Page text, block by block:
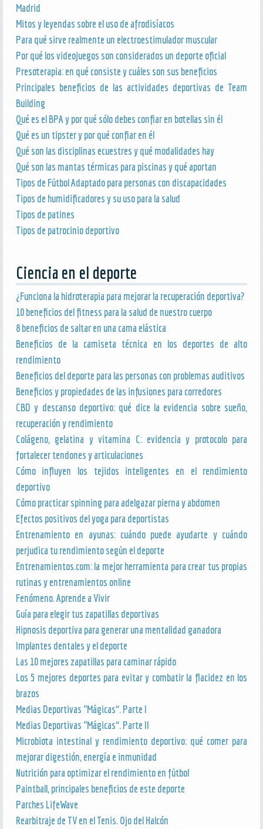
Madrid
Mitos y leyendas sobre el uso de afrodisíacos
Para qué sirve realmente un electroestimulador muscular
Por qué los videojuegos son considerados un deporte oficial
Presoterapia: en qué consiste y cuáles son sus beneficios
Principales beneficios de las actividades deportivas de Team
Building
Qué es el BPA y por qué sólo debes confiar en botellas sin él
Qué es un tipster y por qué confiar en él
Qué son las disciplinas ecuestres y qué modalidades hay
Qué son las mantas térmicas para piscinas y qué aportan
Tipos de Fútbol Adaptado para personas con discapacidades
Tipos de humidificadores y su uso para la salud
Tipos de patines
Tipos de patrocinio deportivo
Ciencia en el deporte
¿Funciona la hidroterapia para mejorar la recuperación deportiva?
10 beneficios del fitness para la salud de nuestro cuerpo
8 beneficios de saltar en una cama elástica
Beneficios de la camiseta técnica en los deportes de alto
rendimiento
Beneficios del deporte para las personas con problemas auditivos
Beneficios y propiedades de las infusiones para corredores
CBD y descanso deportivo: qué dice la evidencia sobre sueño,
recuperación y rendimiento
Colágeno, gelatina y vitamina C: evidencia y protocolo para
fortalecer tendones y articulaciones
Cómo influyen los tejidos inteligentes en el rendimiento
deportivo
Cómo practicar spinning para adelgazar pierna y abdomen
Efectos positivos del yoga para deportistas
Entrenamiento en ayunas: cuándo puede ayudarte y cuándo
perjudica tu rendimiento según el deporte
Entrenamientos.com: la mejor herramienta para crear tus propias
rutinas y entrenamientos online
Fenómeno. Aprende a Vivir
Guía para elegir tus zapatillas deportivas
Hipnosis deportiva para generar una mentalidad ganadora
Implantes dentales y el deporte
Las 10 mejores zapatillas para caminar rápido
Los 5 mejores deportes para evitar y combatir la flacidez en los
brazos
Medias Deportivas “Mágicas”. Parte I
Medias Deportivas “Mágicas”. Parte II
Microbiota intestinal y rendimiento deportivo: qué comer para
mejorar digestión, energía e inmunidad
Nutrición para optimizar el rendimiento en fútbol
Paintball, principales beneficios de este deporte
Parches LifeWave
Rearbitraje de TV en el Tenis. Ojo del Halcón